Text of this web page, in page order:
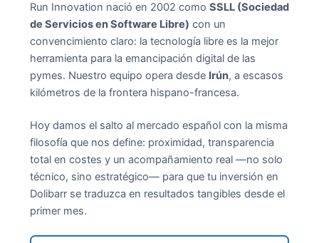
Run Innovation nació en 2002 como SSLL (Sociedad
de Servicios en Software Libre) con un
convencimiento claro: la tecnología libre es la mejor
herramienta para la emancipación digital de las
pymes. Nuestro equipo opera desde Irún, a escasos
kilómetros de la frontera hispano-francesa.
Hoy damos el salto al mercado español con la misma
filosofía que nos define: proximidad, transparencia
total en costes y un acompañamiento real —no solo
técnico, sino estratégico— para que tu inversión en
Dolibarr se traduzca en resultados tangibles desde el
primer mes.